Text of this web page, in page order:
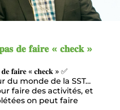
𝐝𝐞 𝐟𝐚𝐢𝐫𝐞 « 𝐜𝐡𝐞𝐜𝐤 »
𝐟𝐚𝐢𝐫𝐞 « 𝐜𝐡𝐞𝐜𝐤 » ✅
du monde de la SST…
faire des activités, et
on peut faire